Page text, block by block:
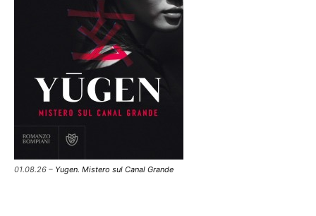
01.08.26 – Yugen. Mistero sul Canal Grande